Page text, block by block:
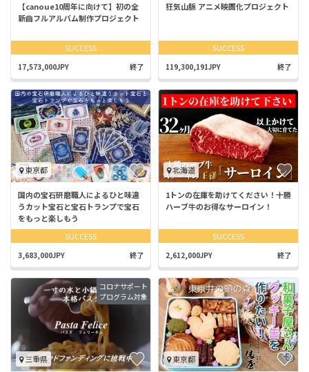
【canoue10周年に向けて】初の全
新曲フルアルバム制作プロジェクト
SUCCESS
17,573,000JPY 終了
狂気山脈 アニメ映画化プロジェクト
SUCCESS
119,300,191JPY 終了
東京都
国内の宝石研磨職人によるひと味違
うカット宝石と宝石トランプで宝石
をもっと楽しもう
SUCCESS
3,683,000JPY 終了
北海道
1トンの在庫を助けてください！十勝
ハーブ牛のお得なサーロイン！
SUCCESS
2,612,000JPY 終了
コロナサポート
プログラム対象
三重県 東京都